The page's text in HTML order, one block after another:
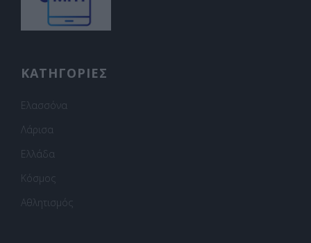
ΚΑΤΗΓΟΡΙΕΣ
Ελασσόνα
Λάρισα
Ελλάδα
Κόσμος
Αθλητισμός